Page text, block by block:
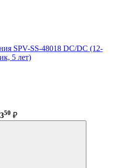
SPV-SS-48018 DC/DC (12-
5 лет)
50 ₽